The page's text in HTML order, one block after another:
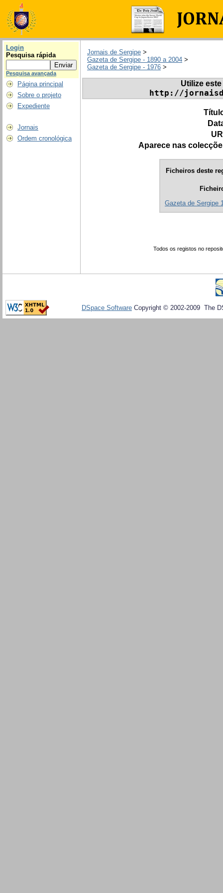
Login
Pesquisa rápida
Pesquisa avançada
Página principal
Sobre o projeto
Expediente
Jornais
Ordem cronológica
Jornais de Sergipe >
Gazeta de Sergipe - 1890 a 2004 >
Gazeta de Sergipe - 1976 >
Utilize
http://
Aparece nas
Ficheiros deste
Gazeta de Sergipe
Todos os registos no
DSpace Software Copyright © 2002-2009 The